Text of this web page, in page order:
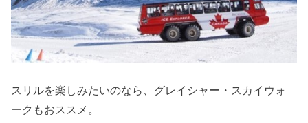
スリルを楽しみたいのなら、グレイシャー・スカイウォ
ークもおススメ。